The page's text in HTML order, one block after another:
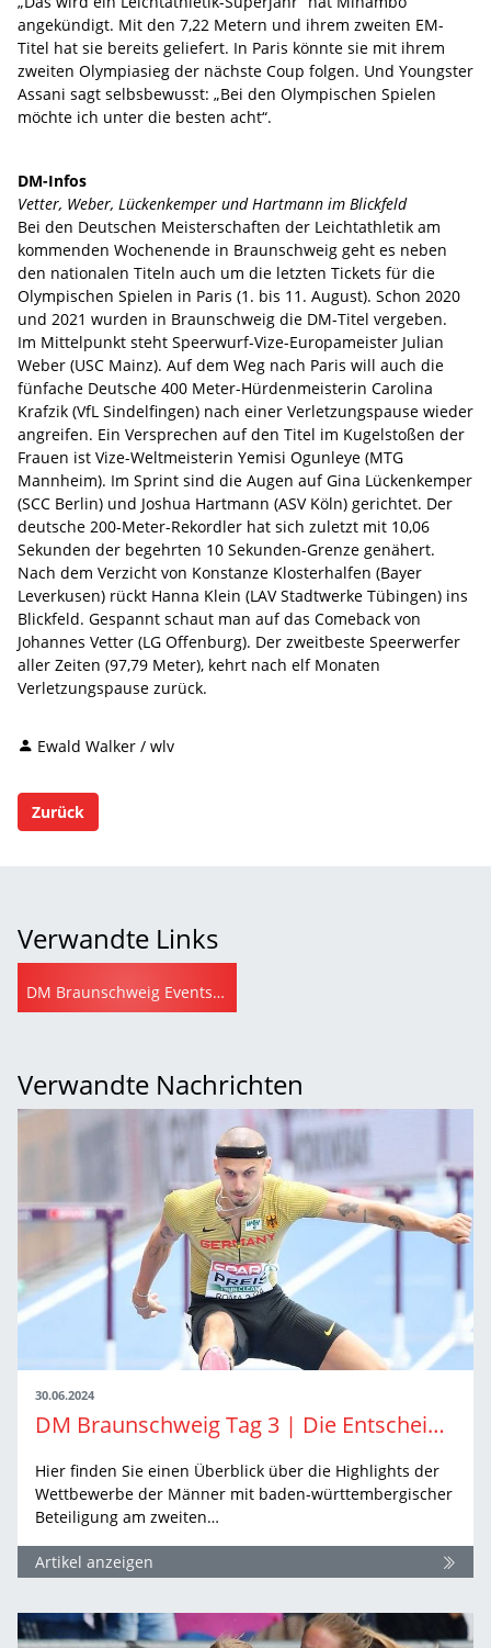
angekündigt. Mit den 7,22 Metern und ihrem zweiten EM-
Titel hat sie bereits geliefert. In Paris könnte sie mit ihrem
zweiten Olympiasieg der nächste Coup folgen. Und Youngster
Assani sagt selbsbewusst: „Bei den Olympischen Spielen
möchte ich unter die besten acht“.
DM-Infos
Vetter, Weber, Lückenkemper und Hartmann im Blickfeld
Bei den Deutschen Meisterschaften der Leichtathletik am
kommenden Wochenende in Braunschweig geht es neben
den nationalen Titeln auch um die letzten Tickets für die
Olympischen Spielen in Paris (1. bis 11. August). Schon 2020
und 2021 wurden in Braunschweig die DM-Titel vergeben.
Im Mittelpunkt steht Speerwurf-Vize-Europameister Julian
Weber (USC Mainz). Auf dem Weg nach Paris will auch die
fünfache Deutsche 400 Meter-Hürdenmeisterin Carolina
Krafzik (VfL Sindelfingen) nach einer Verletzungspause wieder
angreifen. Ein Versprechen auf den Titel im Kugelstoßen der
Frauen ist Vize-Weltmeisterin Yemisi Ogunleye (MTG
Mannheim). Im Sprint sind die Augen auf Gina Lückenkemper
(SCC Berlin) und Joshua Hartmann (ASV Köln) gerichtet. Der
deutsche 200-Meter-Rekordler hat sich zuletzt mit 10,06
Sekunden der begehrten 10 Sekunden-Grenze genähert.
Nach dem Verzicht von Konstanze Klosterhalfen (Bayer
Leverkusen) rückt Hanna Klein (LAV Stadtwerke Tübingen) ins
Blickfeld. Gespannt schaut man auf das Comeback von
Johannes Vetter (LG Offenburg). Der zweitbeste Speerwerfer
aller Zeiten (97,79 Meter), kehrt nach elf Monaten
Verletzungspause zurück.
Ewald Walker / wlv
Zurück
Verwandte Links
DM Braunschweig Eventseite (leichtathletik.de)
Verwandte Nachrichten
30.06.2024
DM Braunschweig Tag 3 | Die Entscheidungen der Männer
Hier finden Sie einen Überblick über die Highlights der
Wettbewerbe der Männer mit baden-württembergischer
Beteiligung am zweiten…
Artikel anzeigen